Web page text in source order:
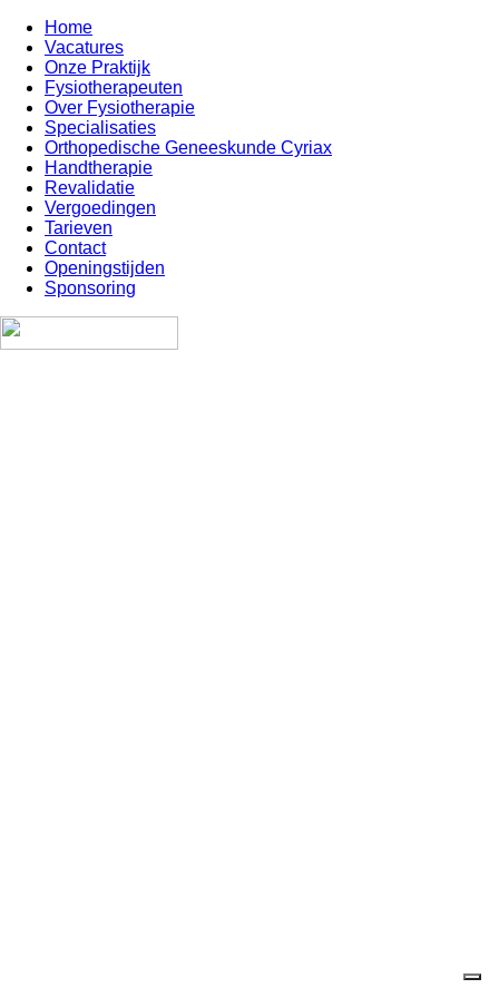
Home
Vacatures
Onze Praktijk
Fysiotherapeuten
Over Fysiotherapie
Specialisaties
Orthopedische Geneeskunde Cyriax
Handtherapie
Revalidatie
Vergoedingen
Tarieven
Contact
Openingstijden
Sponsoring